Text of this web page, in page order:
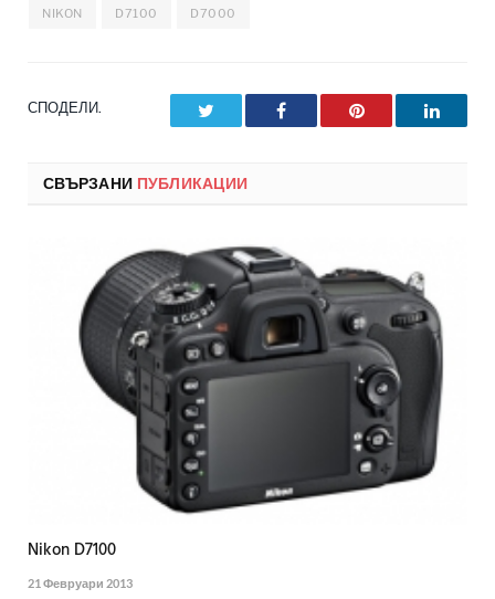
NIKON D7100 D7000
СПОДЕЛИ. Facebook Pinterest
СВЪРЗАНИ ПУБЛИКАЦИИ
Nikon D7100
21 Февруари 2013